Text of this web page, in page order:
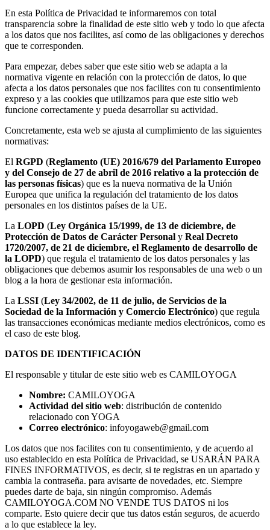
En esta Política de Privacidad te informaremos con total
transparencia sobre la finalidad de este sitio web y todo lo que afecta
a los datos que nos facilites, así como de las obligaciones y derechos
que te corresponden.
Para empezar, debes saber que este sitio web se adapta a la
normativa vigente en relación con la protección de datos, lo que
afecta a los datos personales que nos facilites con tu consentimiento
expreso y a las cookies que utilizamos para que este sitio web
funcione correctamente y pueda desarrollar su actividad.
Concretamente, esta web se ajusta al cumplimiento de las siguientes
normativas:
El RGPD (Reglamento (UE) 2016/679 del Parlamento Europeo
y del Consejo de 27 de abril de 2016 relativo a la protección de
las personas físicas) que es la nueva normativa de la Unión
Europea que unifica la regulación del tratamiento de los datos
personales en los distintos países de la UE.
La LOPD (Ley Orgánica 15/1999, de 13 de diciembre, de
Protección de Datos de Carácter Personal y Real Decreto
1720/2007, de 21 de diciembre, el Reglamento de desarrollo de
la LOPD) que regula el tratamiento de los datos personales y las
obligaciones que debemos asumir los responsables de una web o un
blog a la hora de gestionar esta información.
La LSSI (Ley 34/2002, de 11 de julio, de Servicios de la
Sociedad de la Información y Comercio Electrónico) que regula
las transacciones económicas mediante medios electrónicos, como es
el caso de este blog.
DATOS DE IDENTIFICACIÓN
El responsable y titular de este sitio web es CAMILOYOGA
Nombre: CAMILOYOGA
Actividad del sitio web: distribución de contenido
relacionado con YOGA
Correo electrónico: infoyogaweb@gmail.com
Los datos que nos facilites con tu consentimiento, y de acuerdo al
uso establecido en esta Política de Privacidad, se USARÁN PARA
FINES INFORMATIVOS, es decir, si te registras en un apartado y
cambia la contraseña. para avisarte de novedades, etc. Siempre
puedes darte de baja, sin ningún compromiso. Además
CAMILOYOGA.COM NO VENDE TUS DATOS ni los
comparte. Esto quiere decir que tus datos están seguros, de acuerdo
a lo que establece la ley.